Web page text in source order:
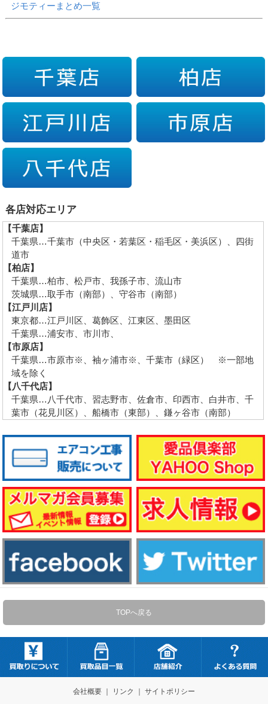
ジモティーまとめ一覧
各店対応エリア
【千葉店】
千葉県…千葉市（中央区・若葉区・稲毛区・美浜区）、四街
道市
【柏店】
千葉県…柏市、松戸市、我孫子市、流山市
茨城県…取手市（南部）、守谷市（南部）
【江戸川店】
東京都…江戸川区、葛飾区、江東区、墨田区
千葉県…浦安市、市川市、
【市原店】
千葉県…市原市※、袖ヶ浦市※、千葉市（緑区） ※一部地
域を除く
【八千代店】
千葉県…八千代市、習志野市、佐倉市、印西市、白井市、千
葉市（花見川区）、船橋市（東部）、鎌ヶ谷市（南部）
TOPへ戻る
会社概要｜ リンク サイトポリシー